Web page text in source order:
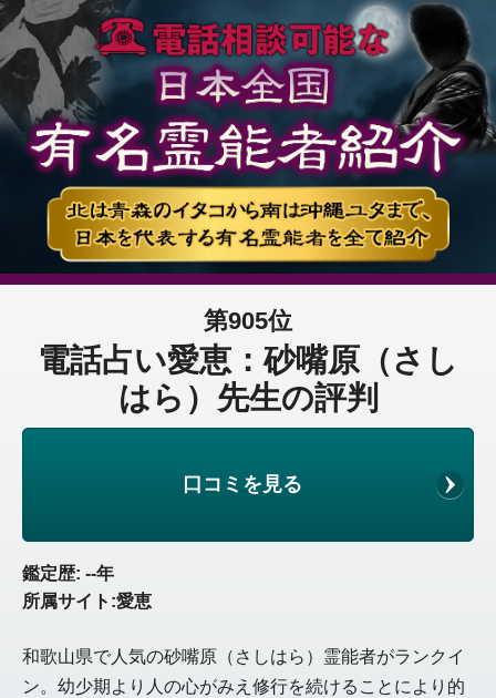
第905位
電話占い愛恵：砂嘴原（さし
はら）先生の評判
口コミを見る
鑑定歴: --年
所属サイト:愛恵
和歌山県で人気の砂嘴原（さしはら）霊能者がランクイ
ン。幼少期より人の心がみえ修行を続けることにより的